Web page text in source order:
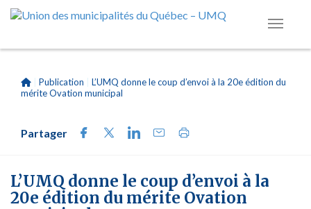
Publication
L’UMQ donne le coup d’envoi à la 20e édition du
mérite Ovation municipal
Partager
L’UMQ donne le coup d’envoi à la
20e édition du mérite Ovation